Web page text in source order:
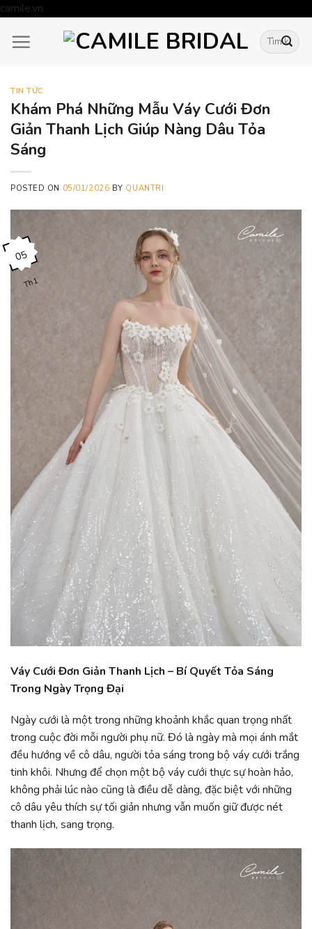
camile.vn
content
Tìm
kiếm:
TIN TỨC
Khám Phá Những Mẫu Váy Cưới Đơn
Giản Thanh Lịch Giúp Nàng Dâu Tỏa
Sáng
POSTED ON 05/01/2026 BY QUANTRI
05
Th1
Váy Cưới Đơn Giản Thanh Lịch – Bí Quyết Tỏa Sáng
Trong Ngày Trọng Đại
Ngày cưới là một trong những khoảnh khắc quan trọng nhất
trong cuộc đời mỗi người phụ nữ. Đó là ngày mà mọi ánh mắt
đều hướng về cô dâu, người tỏa sáng trong bộ váy cưới trắng
tinh khôi. Nhưng để chọn một bộ váy cưới thực sự hoàn hảo,
không phải lúc nào cũng là điều dễ dàng, đặc biệt với những
cô dâu yêu thích sự tối giản nhưng vẫn muốn giữ được nét
thanh lịch, sang trọng.